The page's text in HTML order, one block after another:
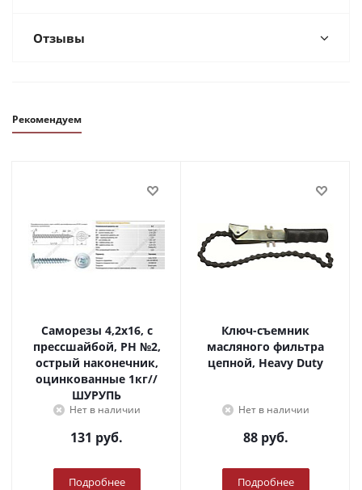
Отзывы
Рекомендуем
Саморезы 4,2х16, с
прессшайбой, PH №2,
острый наконечник,
оцинкованные 1кг//
ШУРУПЬ
Нет в наличии
131 руб.
Подробнее
Ключ-съемник
масляного фильтра
цепной, Heavy Duty
Нет в наличии
88руб.
Подробнее